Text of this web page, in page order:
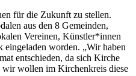
für die Zukunft zu stellen.
aus den 8 Gemeinden,
Vereinen, Künstler*innen
worden. „Wir haben
entschieden, da sich Kirche
wir wollen im Kirchenkreis diese